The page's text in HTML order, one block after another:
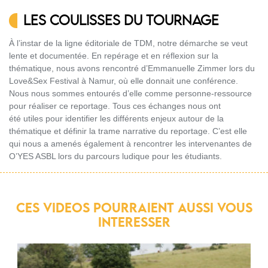
LES COULISSES DU TOURNAGE
À l’instar de la ligne éditoriale de TDM, notre démarche se veut
lente et documentée. En repérage et en réflexion sur la
thématique, nous avons rencontré d’Emmanuelle Zimmer lors du
Love&Sex Festival à Namur, où elle donnait une conférence.
Nous nous sommes entourés d’elle comme personne-ressource
pour réaliser ce reportage. Tous ces échanges nous ont
été utiles pour identifier les différents enjeux autour de la
thématique et définir la trame narrative du reportage. C’est elle
qui nous a amenés également à rencontrer les intervenantes de
O’YES ASBL lors du parcours ludique pour les étudiants.
CES VIDEOS POURRAIENT AUSSI VOUS
INTERESSER
Agricultrices, semer l’égalité